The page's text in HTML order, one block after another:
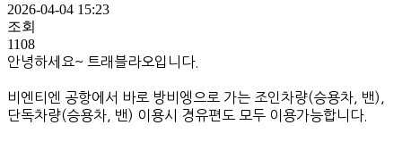
2026-04-04 15:23
조회
1108
안녕하세요~ 트래블라오입니다.
비엔티엔 공항에서 바로 방비엥으로 가는 조인차량(승용차, 밴),
단독차량(승용차, 밴) 이용시 경유편도 모두 이용가능합니다.